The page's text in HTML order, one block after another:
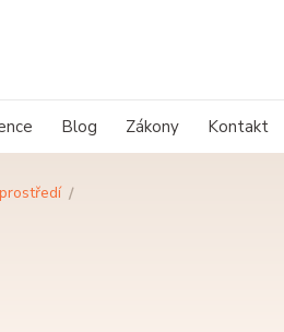
Blog Zákony Kontakt